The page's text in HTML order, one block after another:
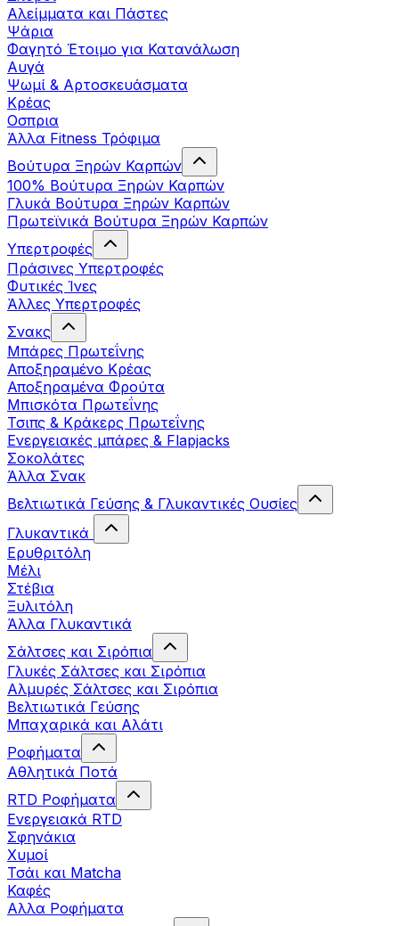
Αλείμματα και Πάστες
Ψάρια
Φαγητό Έτοιμο για Κατανάλωση
Αυγά
Ψωμί & Αρτοσκευάσματα
Κρέας
Οσπρια
Άλλα Fitness Τρόφιμα
Βούτυρα Ξηρών Καρπών
100% Βούτυρα Ξηρών Καρπών
Γλυκά Βούτυρα Ξηρών Καρπών
Πρωτεϊνικά Βούτυρα Ξηρών Καρπών
Υπερτροφές
Πράσινες Υπερτροφές
Φυτικές Ίνες
Άλλες Υπερτροφές
Σνακς
Μπάρες Πρωτεΐνης
Αποξηραμένο Κρέας
Αποξηραμένα Φρούτα
Μπισκότα Πρωτεΐνης
Τσιπς & Kράκερς Πρωτεΐνης
Ενεργειακές μπάρες & Flapjacks
Σοκολάτες
Άλλα Σνακ
Βελτιωτικά Γεύσης & Γλυκαντικές Ουσίες
Γλυκαντικά
Ερυθριτόλη
Μέλι
Στέβια
Ξυλιτόλη
Άλλα Γλυκαντικά
Σάλτσες και Σιρόπια
Γλυκές Σάλτσες και Σιρόπια
Αλμυρές Σάλτσες και Σιρόπια
Bελτιωτικά Γεύσης
Μπαχαρικά και Αλάτι
Ροφήματα
Αθλητικά Ποτά
RTD Ροφήματα
Ενεργειακά RTD
Σφηνάκια
Χυμοί
Τσάι και Matcha
Καφές
Αλλα Ροφήματα